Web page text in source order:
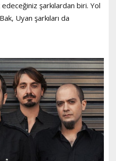
şarkılardan biri. Yol
Uyan şarkıları da